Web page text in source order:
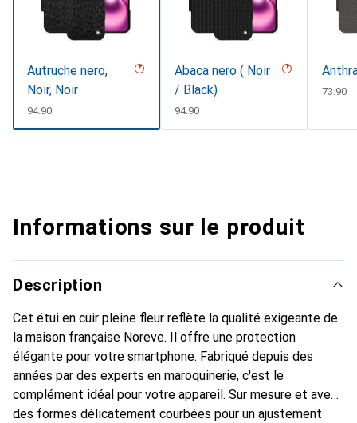
Autruche nero,
Noir, Noir
CHF
94.90
Abaca nero ( Noir
/ Black)
CHF
94.90
CHF
73.90
Informations sur le produit
Description
Cet étui en cuir pleine fleur reflète la qualité exigeante de
la maison française Noreve. Il offre une protection
élégante pour votre smartphone. Fabriqué depuis des
années par des experts en maroquinerie, c'est le
complément idéal pour votre appareil. Sur mesure et avec
des formes délicatement courbées pour un ajustement